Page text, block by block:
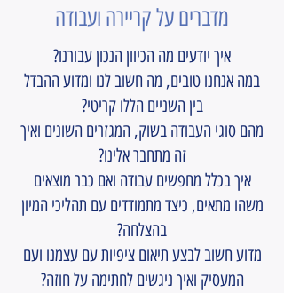
מדברים על קריירה ועבודה
איך יודעים מה הכיוון הנכון עבורנו?
במה אנחנו טובים, מה חשוב לנו ומדוע ההבדל
בין השניים הללו קריטי?
מהם סוגי העבודה בשוק, המגזרים השונים ואיך
זה מתחבר אלינו?
איך בכלל מחפשים עבודה ואם כבר מוצאים
משהו מתאים, כיצד מתמודדים עם תהליכי המיון
בהצלחה?
מדוע חשוב לבצע תיאום ציפיות עם עצמנו ועם
המעסיק ואיך ניגשים לחתימה על חוזה?